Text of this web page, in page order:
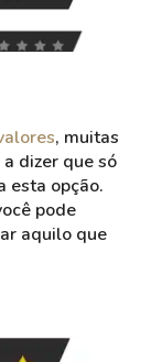
, muitas
dizer que só
esta opção.
pode
aquilo que